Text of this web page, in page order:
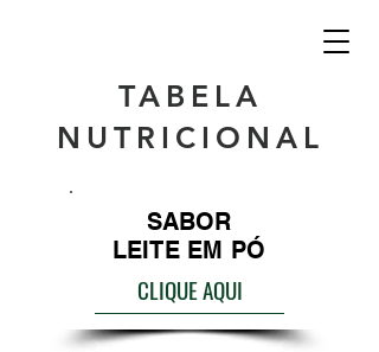
TABELA
NUTRICIONAL
SABOR
LEITE EM PÓ
CLIQUE AQUI